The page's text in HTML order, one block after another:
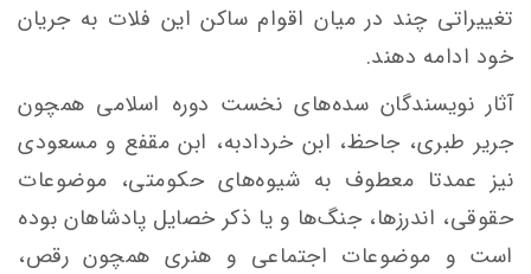
تغييراتی چند در ميان اقوام ساکن اين فلات به جريان
خود ادامه دهند.
آثار نويسندگان سده‌های نخست دوره اسلامی همچون
جرير طبری، جاحظ، ابن خردادبه، ابن مقفع و مسعودی‌
نیز عمدتا معطوف به شيوه‌های حكومتی، موضوعات
حقوقی، اندرز‌ها، جنگ‌ها و يا ذکر خصايل پادشاهان بوده
است و موضوعات اجتماعی و هنری همچون رقص،